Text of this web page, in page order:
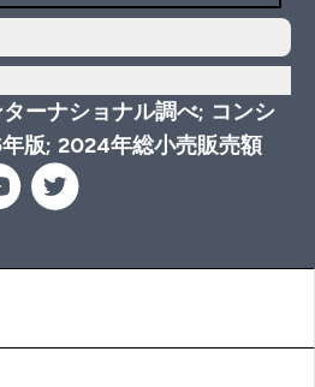
ーナショナル調べ; コンシ
版; 2024年総小売販売額